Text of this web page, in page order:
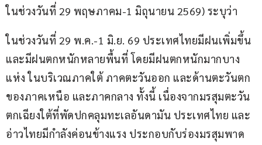
ในช่วงวันที่ 29 พฤษภาคม-1 มิถุนายน 2569) ระบุว่า
ในช่วงวันที่ 29 พ.ค.-1 มิ.ย. 69 ประเทศไทยมีฝนเพิ่มขึ้น
และมีฝนตกหนักหลายพื้นที่ โดยมีฝนตกหนักมากบาง
แห่ง ในบริเวณภาคใต้ ภาคตะวันออก และด้านตะวันตก
ของภาคเหนือ และภาคกลาง ทั้งนี้ เนื่องจากมรสุมตะวัน
ตกเฉียงใต้ที่พัดปกคลุมทะเลอันดามัน ประเทศไทย และ
อ่าวไทยมีกำลังค่อนข้างแรง ประกอบกับร่องมรสุมพาด